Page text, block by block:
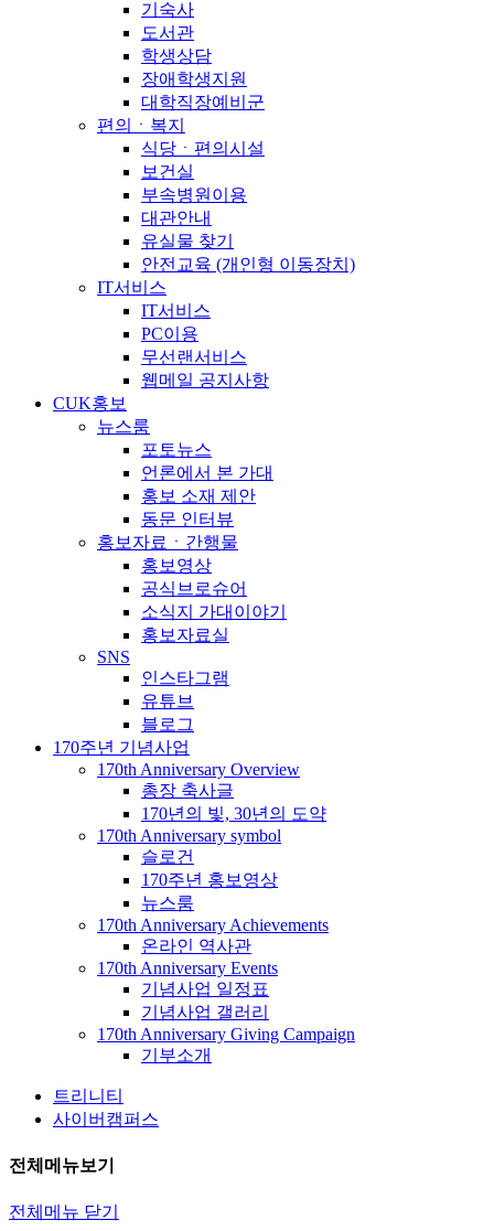
기숙사
도서관
학생상담
장애학생지원
대학직장예비군
편의ㆍ복지
식당ㆍ편의시설
보건실
부속병원이용
대관안내
유실물 찾기
안전교육 (개인형 이동장치)
IT서비스
IT서비스
PC이용
무선랜서비스
웹메일 공지사항
CUK홍보
뉴스룸
포토뉴스
언론에서 본 가대
홍보 소재 제안
동문 인터뷰
홍보자료ㆍ간행물
홍보영상
공식브로슈어
소식지 가대이야기
홍보자료실
SNS
인스타그램
유튜브
블로그
170주년 기념사업
170th Anniversary Overview
총장 축사글
170년의 빛, 30년의 도약
170th Anniversary symbol
슬로건
170주년 홍보영상
뉴스룸
170th Anniversary Achievements
온라인 역사관
170th Anniversary Events
기념사업 일정표
기념사업 갤러리
170th Anniversary Giving Campaign
기부소개
트리니티
사이버캠퍼스
전체메뉴보기
전체메뉴 닫기